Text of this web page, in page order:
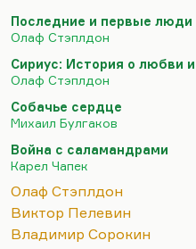
очень высоко оценил. Но
действительно
принимала.
Я никогда не читал
есть я пролиставал) его
романов. Вот эта
люди», «Last and First
живущий на Нептуне,
поколению
рассказывает судьбу
Последние и первые люди
Олаф Стэплдон
Сириус: История о любви и
Олаф Стэплдон
Собачье сердце
Михаил Булгаков
Война с саламандрами
Карел Чапек
Олаф Стэплдон
Виктор Пелевин
Владимир Сорокин